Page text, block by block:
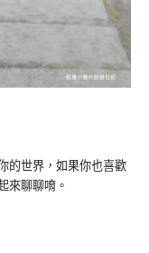
的世界，如果你也喜歡
來聊聊唷。